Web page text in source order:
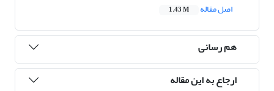
اصل مقاله
1.43 M
هم رسانی
ارجاع به این مقاله